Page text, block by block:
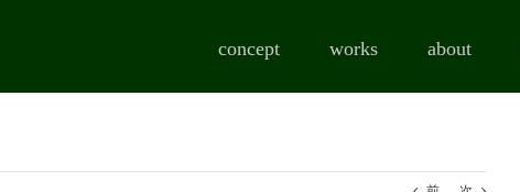
concept works about